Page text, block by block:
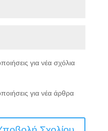
για νέα σχόλια
για νέα άρθρα